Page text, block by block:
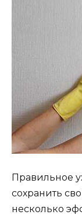
Правильное
сохранить
несколько